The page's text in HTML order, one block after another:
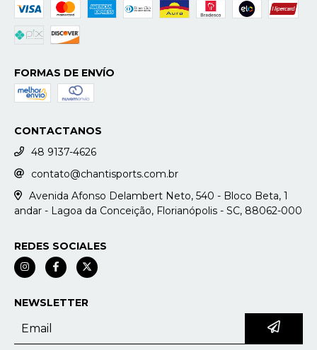
FORMAS DE ENVÍO
CONTACTANOS
48 9137-4626
contato@chantisports.com.br
Avenida Afonso Delambert Neto, 540 - Bloco Beta, 1
andar - Lagoa da Conceição, Florianópolis - SC, 88062-000
REDES SOCIALES
NEWSLETTER